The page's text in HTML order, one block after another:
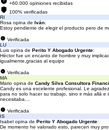
+60.000 opiniones recibidas
100% verificadas
RI
Rosa opina de Iván:
Estoy pendiente de elegir el producto pero de
Verificada
LU
Luis opina de Perito Y Abogado Urgente:
Héctor fue un encanto de hombre y muy
igualmente,gracias al equipo
Verificada
MA
Mario opina de Candy Silva Consultora
Candy es una excelente profesional. Le
para no solo hacer su trabajo, sino ir más allá e
necesitaba....
Verificada
IS
Isabel opina de Perito Y Abogado Urgente:
De momento he valorado esto, parecen muy